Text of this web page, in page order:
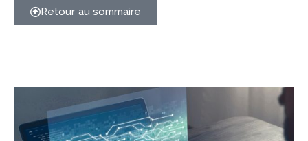
Retour au sommaire